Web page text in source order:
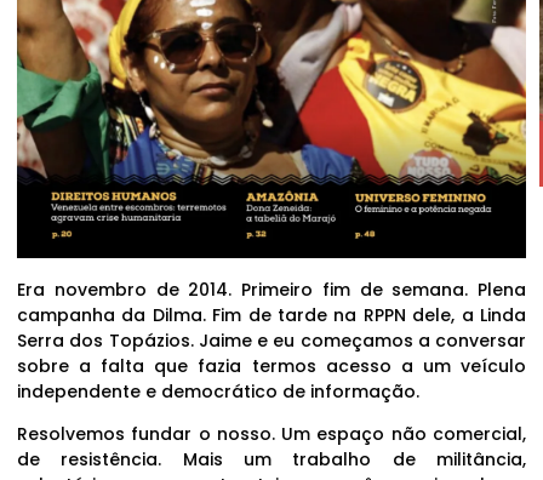
Era novembro de 2014. Primeiro fim de semana. Plena
campanha da Dilma. Fim de tarde na RPPN dele, a Linda
Serra dos Topázios. Jaime e eu começamos a conversar
sobre a falta que fazia termos acesso a um veículo
independente e democrático de informação.
Resolvemos fundar o nosso. Um espaço não comercial,
de resistência. Mais um trabalho de militância,